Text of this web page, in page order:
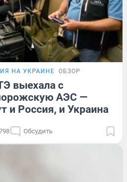
НА УКРАИНЕ ОБЗОР
выехала с
АЭС —
и Россия, и Украина
Обсудить